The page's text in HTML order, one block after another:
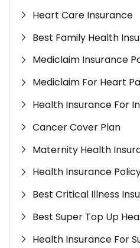
Heart Care Insurance
Best Family Health
Mediclaim Insurance
Mediclaim For Heart
Health Insurance For
Cancer Cover Plan
Maternity Health
Health Insurance
Best Critical Illness
Best Super Top Up
Health Insurance For